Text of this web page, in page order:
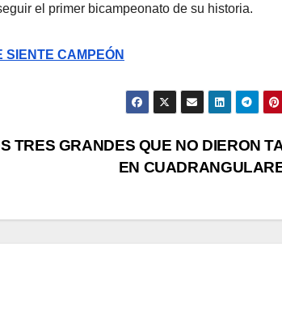
el primer bicampeonato de su historia.
SIENTE CAMPEÓN
TRES GRANDES QUE NO DIERON
EN